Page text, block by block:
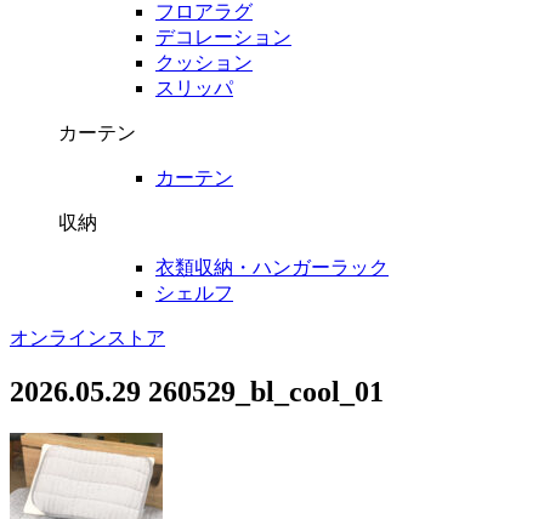
フロアラグ
デコレーション
クッション
スリッパ
カーテン
カーテン
収納
衣類収納・ハンガーラック
シェルフ
オンラインストア
2026.05.29 260529_bl_cool_01